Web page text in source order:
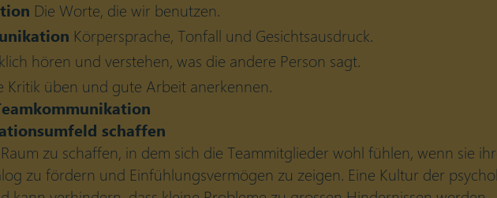
Die Worte, die wir benutzen.
Körpersprache, Tonfall und Gesichtsausdruck.
hören und verstehen, was die andere Person sagt.
Kritik üben und gute Arbeit anerkennen.
schaffen
zu schaffen, in dem sich die Teammitglieder wohl fühlen, wenn sie
zu fördern und Einfühlungsvermögen zu zeigen. Eine Kultur der